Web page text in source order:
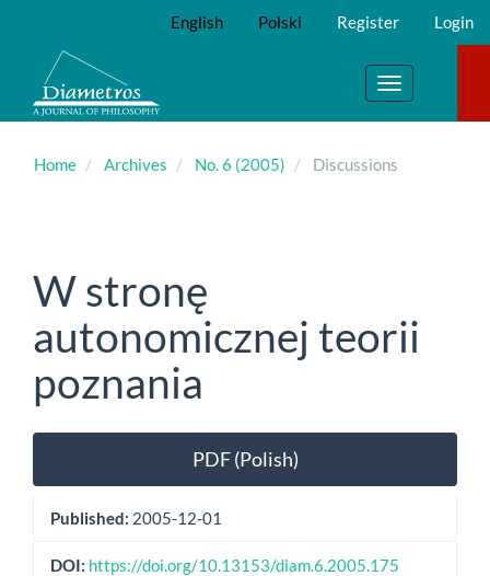
Main
Content
Sidebar
English Polski Register Login
Toggle
navigation
Home Archives No. 6 (2005) Discussions
W stronę
autonomicznej teorii
poznania
Article
Sidebar
PDF (Polish)
Published: 2005-12-01
DOI: https://doi.org/10.13153/diam.6.2005.175